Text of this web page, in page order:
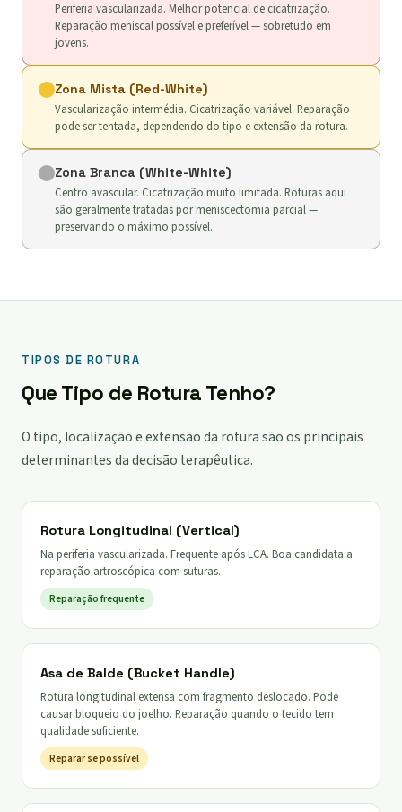
Periferia vascularizada. Melhor potencial de cicatrização.
Reparação meniscal possível e preferível — sobretudo em
jovens.
Zona Mista (Red-White)
Vascularização intermédia. Cicatrização variável. Reparação
pode ser tentada, dependendo do tipo e extensão da rotura.
Zona Branca (White-White)
Centro avascular. Cicatrização muito limitada. Roturas aqui
são geralmente tratadas por meniscectomia parcial —
preservando o máximo possível.
TIPOS DE ROTURA
Que Tipo de Rotura Tenho?
O tipo, localização e extensão da rotura são os principais
determinantes da decisão terapêutica.
Rotura Longitudinal (Vertical)
Na periferia vascularizada. Frequente após LCA. Boa candidata a
reparação artroscópica com suturas.
Reparação frequente
Asa de Balde (Bucket Handle)
Rotura longitudinal extensa com fragmento deslocado. Pode
causar bloqueio do joelho. Reparação quando o tecido tem
qualidade suficiente.
Reparar se possível